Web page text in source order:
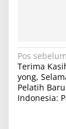
N
a
v
i
Pos
Terima
yong,
Pelatih
Indonesia: